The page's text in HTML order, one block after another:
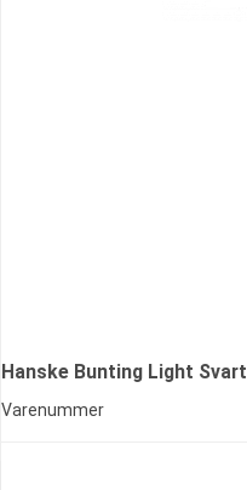
Hanske Bunting Light Svart
Varenummer